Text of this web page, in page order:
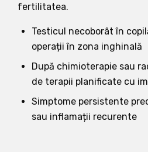
fertilitatea.
Testicul necoborât în
operații în zona inghinală
După chimioterapie sau
de terapii planificate cu
Simptome persistente
sau inflamații recurente